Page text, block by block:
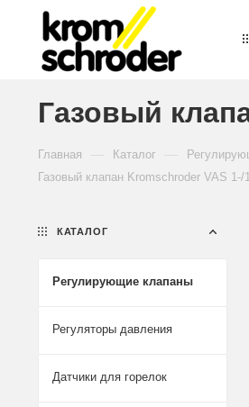
Газовый
Главная Каталог
Газовый клапан Kromschroder VAS 1-/
КАТАЛОГ
Регулирующие клапаны
Регуляторы давления
Датчики для горелок